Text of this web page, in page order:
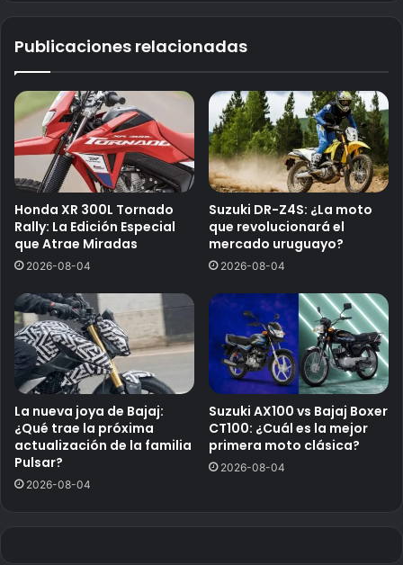
Publicaciones relacionadas
Honda XR 300L Tornado
Rally: La Edición Especial
que Atrae Miradas
2026-08-04
Suzuki DR-Z4S: ¿La moto
que revolucionará el
mercado uruguayo?
2026-08-04
La nueva joya de Bajaj:
¿Qué trae la próxima
actualización de la familia
Pulsar?
2026-08-04
Suzuki AX100 vs Bajaj Boxer
CT100: ¿Cuál es la mejor
primera moto clásica?
2026-08-04